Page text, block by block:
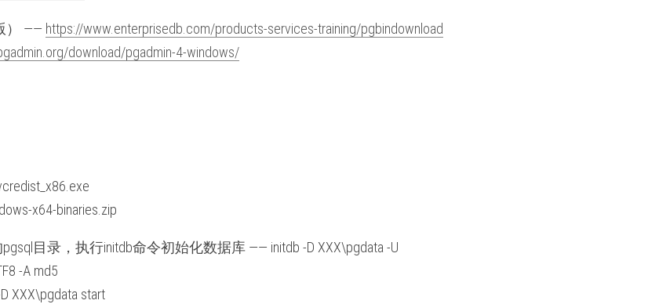
） —— https://www.enterprisedb.com/products-services-training/pgbindownload
download/pgadmin-4-windows/
x64-binaries.zip
目录，执行initdb命令初始化数据库 —— initdb -D XXX\pgdata -U
-A md5
XXX\pgdata start